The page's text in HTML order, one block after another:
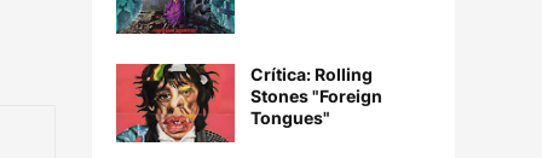
Crítica: Rolling
Stones "Foreign
Tongues"